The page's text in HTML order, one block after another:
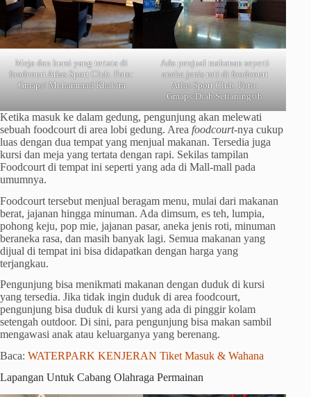
Meja dan kursi yang tertata di
foodcourt Atlas Sport Club. Foto:
Gmaps/ Muhammad Khakim
Ada penjual makanan seperti
aneka jenis roti di foodcourt
Atlas Sport Club. Foto:
Gmaps/Diah Setianingsih
Ketika masuk ke dalam gedung, pengunjung akan melewati
sebuah foodcourt di area lobi gedung. Area foodcourt-nya cukup
luas dengan dua tempat yang menjual makanan. Tersedia juga
kursi dan meja yang tertata dengan rapi. Sekilas tampilan
Foodcourt di tempat ini seperti yang ada di Mall-mall pada
umumnya.
Foodcourt tersebut menjual beragam menu, mulai dari makanan
berat, jajanan hingga minuman. Ada dimsum, es teh, lumpia,
pohong keju, pop mie, jajanan pasar, aneka jenis roti, minuman
beraneka rasa, dan masih banyak lagi. Semua makanan yang
dijual di tempat ini bisa didapatkan dengan harga yang
terjangkau.
Pengunjung bisa menikmati makanan dengan duduk di kursi
yang tersedia. Jika tidak ingin duduk di area foodcourt,
pengunjung bisa duduk di kursi yang ada di pinggir kolam
setengah outdoor. Di sini, para pengunjung bisa makan sambil
mengawasi anak atau keluarganya yang berenang.
Baca: WATERPARK KENJERAN Tiket Masuk & Wahana
Lapangan Untuk Cabang Olahraga Permainan